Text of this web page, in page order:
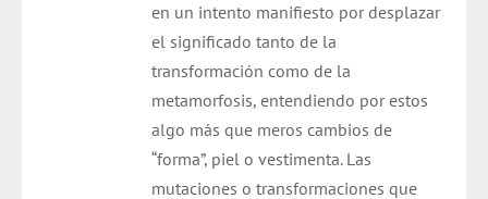
en un intento manifiesto por desplazar
el significado tanto de la
transformación como de la
metamorfosis, entendiendo por estos
algo más que meros cambios de
“forma”, piel o vestimenta. Las
mutaciones o transformaciones que